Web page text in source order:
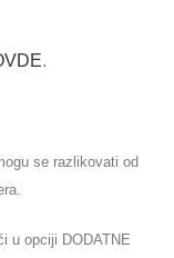
.
se razlikovati od
u opciji DODATNE